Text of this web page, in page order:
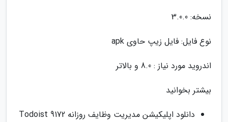
نسخه: 3.0.0
نوع فایل: فایل زیپ حاوی apk
اندروید مورد نیاز : 8.0 و بالاتر
بیشتر بخوانید
دانلود اپلیکیشن مدیریت وظایف روزانه Todoist 9172